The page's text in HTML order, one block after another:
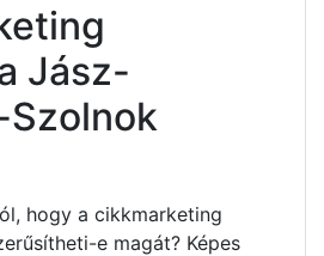
Jász-
hogy a cikkmarketing
e magát? Képes